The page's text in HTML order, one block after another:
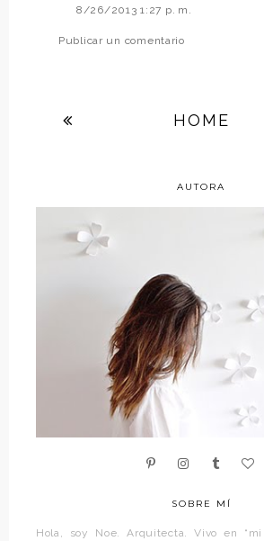
8/26/2013 1:27 p. m.
Publicar un comentario
HOME
AUTORA
SOBRE MÍ
Hola, soy Noe. Arquitecta. Vivo en “mi